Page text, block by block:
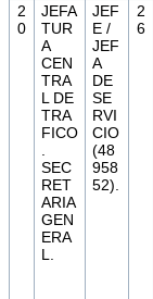
2
0
JEFA
TUR
A
CEN
TRA
L DE
TRA
FICO
SEC
RET
ARIA
GEN
ERA
L.
JEF
E /
JEF
A
DE
SE
RVI
CIO
(48
958
52).
2
6